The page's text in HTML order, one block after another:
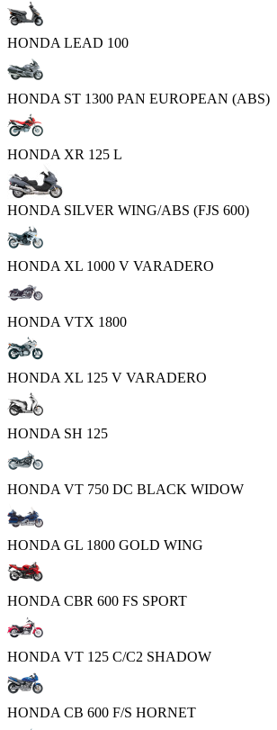
HONDA LEAD 100
HONDA ST 1300 PAN EUROPEAN (ABS)
HONDA XR 125 L
HONDA SILVER WING/ABS (FJS 600)
HONDA XL 1000 V VARADERO
HONDA VTX 1800
HONDA XL 125 V VARADERO
HONDA SH 125
HONDA VT 750 DC BLACK WIDOW
HONDA GL 1800 GOLD WING
HONDA CBR 600 FS SPORT
HONDA VT 125 C/C2 SHADOW
HONDA CB 600 F/S HORNET